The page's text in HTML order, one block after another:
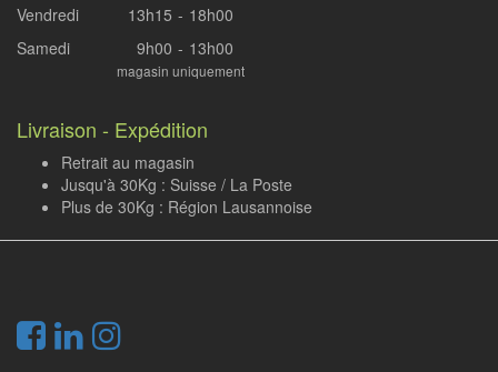
Vendredi
13h15 - 18h00
Samedi
9h00 - 13h00
magasin uniquement
Livraison - Expédition
Retrait au magasin
Jusqu'à 30Kg : Suisse / La Poste
Plus de 30Kg : Région Lausannoise